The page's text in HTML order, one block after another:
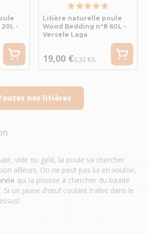
-
Litière naturelle poule
Wood Bedding n°8 60L -
Versele Laga
19,00 €0,32 €/L
nos litières
vide ou gelé, la poule va chercher
ailleurs. On ne peut pas lui en vouloir,
qui la pousse à chercher du liquide
Si un jaune d’œuf coulant traîne dans le